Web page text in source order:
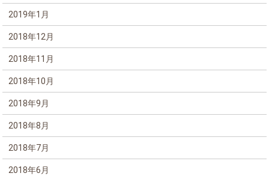
2019年1月
2018年12月
2018年11月
2018年10月
2018年9月
2018年8月
2018年7月
2018年6月